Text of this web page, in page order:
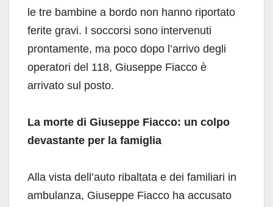
le tre bambine a bordo non hanno riportato
ferite gravi. I soccorsi sono intervenuti
prontamente, ma poco dopo l’arrivo degli
operatori del 118, Giuseppe Fiacco è
arrivato sul posto.
La morte di Giuseppe Fiacco: un colpo
devastante per la famiglia
Alla vista dell’auto ribaltata e dei familiari in
ambulanza, Giuseppe Fiacco ha accusato